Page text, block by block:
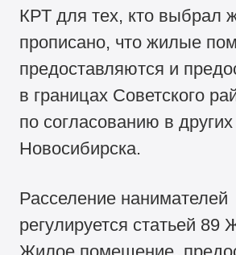
КРТ для тех, кто выбрал
прописано, что жилые
предоставляются и
в границах Советского
по согласованию в
Новосибирска.
Расселение нанимателей
регулируется статьей